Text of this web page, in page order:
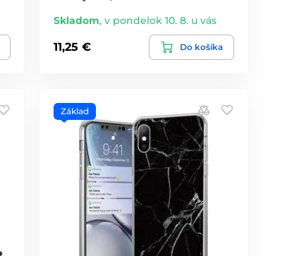
Skladom,v pondelok 10. 8. u vás
11,25 € Do košíka
Základ